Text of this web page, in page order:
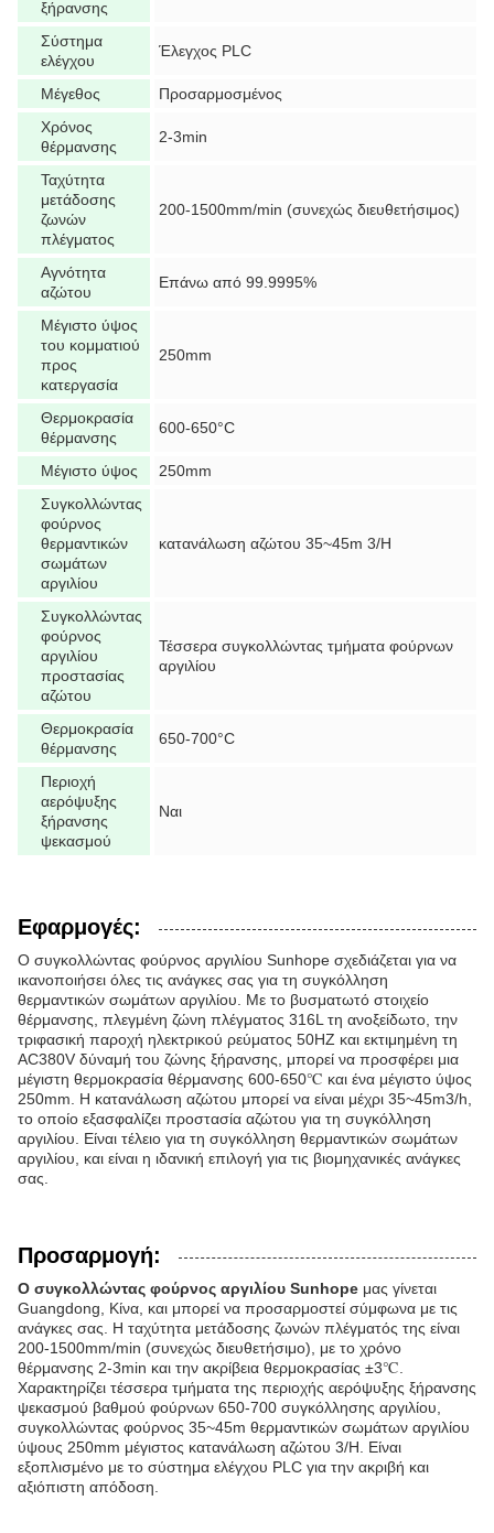
ξήρανσης
Σύστημα
ελέγχου
Έλεγχος PLC
Μέγεθος
Προσαρμοσμένος
Χρόνος
θέρμανσης
2-3min
Ταχύτητα
μετάδοσης
ζωνών
πλέγματος
200-1500mm/min (συνεχώς διευθετήσιμος)
Αγνότητα
αζώτου
Επάνω από 99.9995%
Μέγιστο ύψος
του κομματιού
προς
κατεργασία
250mm
Θερμοκρασία
θέρμανσης
600-650°C
Μέγιστο ύψος
250mm
Συγκολλώντας
φούρνος
θερμαντικών
σωμάτων
αργιλίου
κατανάλωση αζώτου 35~45m 3/H
Συγκολλώντας
φούρνος
αργιλίου
προστασίας
αζώτου
Τέσσερα συγκολλώντας τμήματα φούρνων
αργιλίου
Θερμοκρασία
θέρμανσης
650-700°C
Περιοχή
αερόψυξης
ξήρανσης
ψεκασμού
Ναι
Εφαρμογές:
Ο συγκολλώντας φούρνος αργιλίου Sunhope σχεδιάζεται για να
ικανοποιήσει όλες τις ανάγκες σας για τη συγκόλληση
θερμαντικών σωμάτων αργιλίου. Με το βυσματωτό στοιχείο
θέρμανσης, πλεγμένη ζώνη πλέγματος 316L τη ανοξείδωτο, την
τριφασική παροχή ηλεκτρικού ρεύματος 50HZ και εκτιμημένη τη
AC380V δύναμή του ζώνης ξήρανσης, μπορεί να προσφέρει μια
μέγιστη θερμοκρασία θέρμανσης 600-650℃ και ένα μέγιστο ύψος
250mm. Η κατανάλωση αζώτου μπορεί να είναι μέχρι 35~45m3/h,
το οποίο εξασφαλίζει προστασία αζώτου για τη συγκόλληση
αργιλίου. Είναι τέλειο για τη συγκόλληση θερμαντικών σωμάτων
αργιλίου, και είναι η ιδανική επιλογή για τις βιομηχανικές ανάγκες
σας.
Προσαρμογή:
Ο συγκολλώντας φούρνος αργιλίου Sunhope μας γίνεται
Guangdong, Κίνα, και μπορεί να προσαρμοστεί σύμφωνα με τις
ανάγκες σας. Η ταχύτητα μετάδοσης ζωνών πλέγματός της είναι
200-1500mm/min (συνεχώς διευθετήσιμο), με το χρόνο
θέρμανσης 2-3min και την ακρίβεια θερμοκρασίας ±3℃.
Χαρακτηρίζει τέσσερα τμήματα της περιοχής αερόψυξης ξήρανσης
ψεκασμού βαθμού φούρνων 650-700 συγκόλλησης αργιλίου,
συγκολλώντας φούρνος 35~45m θερμαντικών σωμάτων αργιλίου
ύψους 250mm μέγιστος κατανάλωση αζώτου 3/H. Είναι
εξοπλισμένο με το σύστημα ελέγχου PLC για την ακριβή και
αξιόπιστη απόδοση.